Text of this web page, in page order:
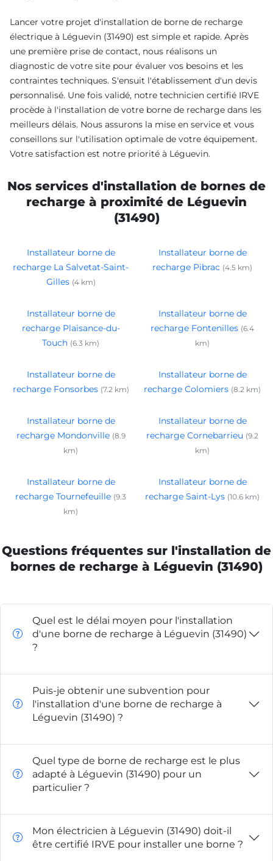
Lancer votre projet d'installation de borne de recharge
électrique à Léguevin (31490) est simple et rapide. Après
une première prise de contact, nous réalisons un
diagnostic de votre site pour évaluer vos besoins et les
contraintes techniques. S'ensuit l'établissement d'un devis
personnalisé. Une fois validé, notre technicien certifié IRVE
procède à l'installation de votre borne de recharge dans les
meilleurs délais. Nous assurons la mise en service et vous
conseillons sur l'utilisation optimale de votre équipement.
Votre satisfaction est notre priorité à Léguevin.
Nos services d'installation de bornes de
recharge à proximité de Léguevin
(31490)
Installateur borne de
recharge La Salvetat-Saint-
Gilles (4 km)
Installateur borne de
recharge Pibrac (4.5 km)
Installateur borne de
recharge Plaisance-du-
Touch (6.3 km)
Installateur borne de
recharge Fontenilles (6.4
km)
Installateur borne de
recharge Fonsorbes (7.2 km)
Installateur borne de
recharge Colomiers (8.2 km)
Installateur borne de
recharge Mondonville (8.9
km)
Installateur borne de
recharge Cornebarrieu (9.2
km)
Installateur borne de
recharge Tournefeuille (9.3
km)
Installateur borne de
recharge Saint-Lys (10.6 km)
Questions fréquentes sur l'installation de
bornes de recharge à Léguevin (31490)
Quel est le délai moyen pour l'installation
d'une borne de recharge à Léguevin (31490)
?
Puis-je obtenir une subvention pour
l'installation d'une borne de recharge à
Léguevin (31490) ?
Quel type de borne de recharge est le plus
adapté à Léguevin (31490) pour un
particulier ?
Mon électricien à Léguevin (31490) doit-il
être certifié IRVE pour installer une borne ?